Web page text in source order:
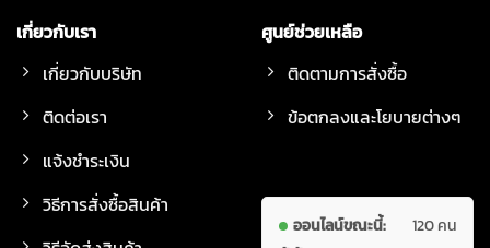
เกี่ยวกับเรา
เกี่ยวกับบริษัท
ติดต่อเรา
แจ้งชำระเงิน
วิธีการสั่งซื้อสินค้า
ศูนย์ช่วยเหลือ
ติดตามการสั่งซื้อ
ข้อตกลงและโยบายต่างๆ
ออนไลน์ขณะนี้:
120 คน